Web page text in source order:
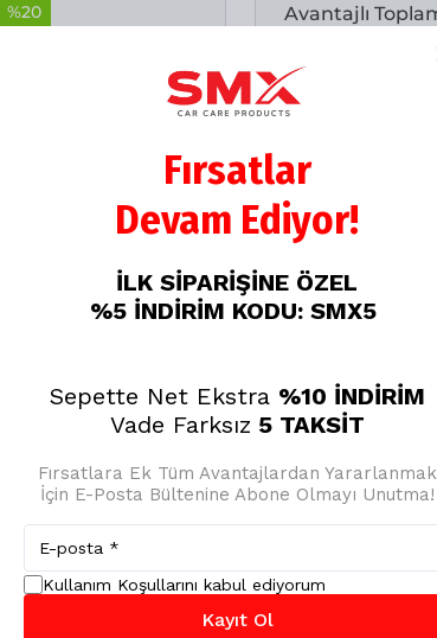
%20
Avantajlı
Fırsatlar
Devam Ediyor!
İLK SİPARİŞİNE ÖZEL
%5 İNDİRİM KODU: SMX5
Sepette Net Ekstra %10 İNDİRİM
Vade Farksız 5 TAKSİT
Fırsatlara Ek Tüm Avantajlardan Yararlanmak
İçin E-Posta Bültenine Abone Olmayı Unutma!
Kullanım Koşullarını kabul ediyorum
Kayıt Ol